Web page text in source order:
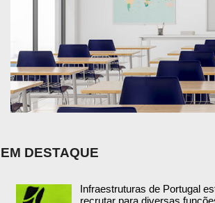
EM DESTAQUE
Infraestruturas de Portugal
recrutar para diversas